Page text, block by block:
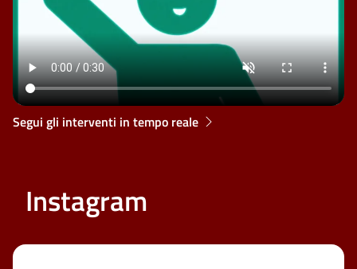
Segui gli interventi in tempo reale
Instagram